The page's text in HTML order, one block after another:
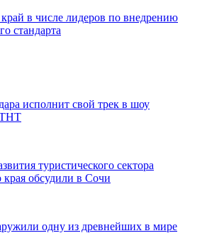
в числе лидеров по внедрению
стандарта
исполнит свой трек в шоу
ТНТ
туристического сектора
края обсудили в Сочи
одну из древнейших в мире